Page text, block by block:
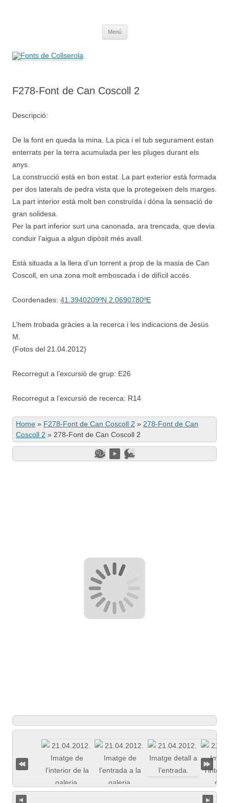
Menú
F278-Font de Can Coscoll 2
Descripció:
De la font en queda la mina. La pica i el tub segurament estan
enterrats per la terra acumulada per les pluges durant els
anys.
La construcció està en bon estat. La part exterior està formada
per dos laterals de pedra vista que la protegeixen dels marges.
La part interior està molt ben construïda i dóna la sensació de
gran solidesa.
Per la part inferior surt una canonada, ara trencada, que devia
conduir l’aigua a algun dipòsit més avall.
Està situada a la llera d’un torrent a prop de la masia de Can
Coscoll, en una zona molt emboscada i de difícil accés.
Coordenades: 41.3940209ºN 2.0690780ºE
L’hem trobada gràcies a la recerca i les indicacions de Jesús
M.
(Fotos del 21.04.2012)
Recorregut a l’excursió de grup: E26
Recorregut a l’excursió de recerca: R14
Home » F278-Font de Can Coscoll 2 » 278-Font de Can
Coscoll 2 » 278-Font de Can Coscoll 2